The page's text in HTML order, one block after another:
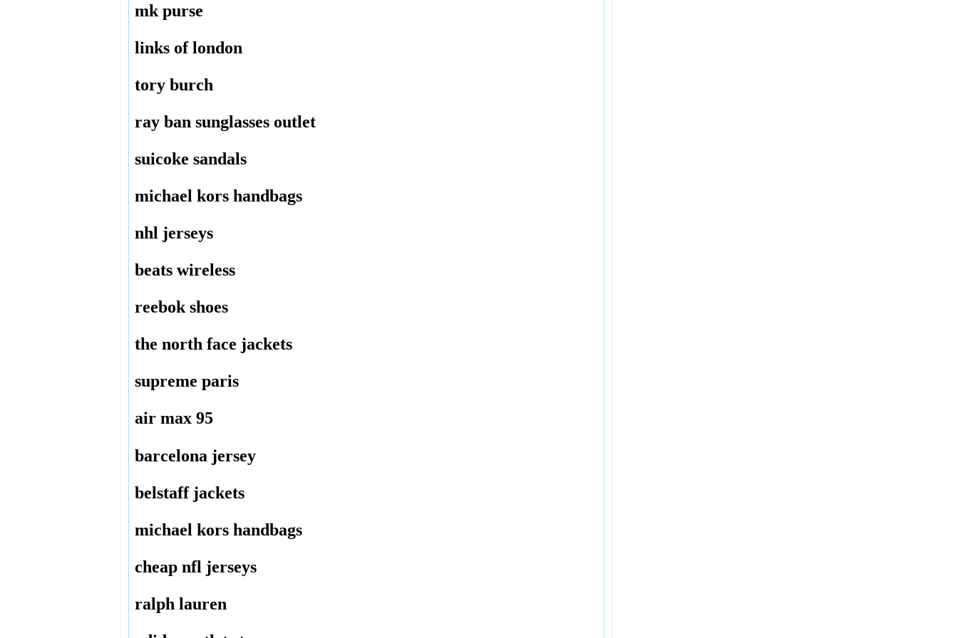
mk purse
links of london
tory burch
ray ban sunglasses outlet
suicoke sandals
michael kors handbags
nhl jerseys
beats wireless
reebok shoes
the north face jackets
supreme paris
air max 95
barcelona jersey
belstaff jackets
michael kors handbags
cheap nfl jerseys
ralph lauren